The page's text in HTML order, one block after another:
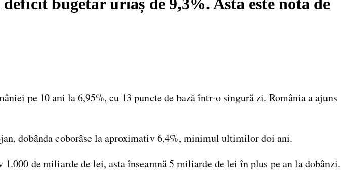
bugetar uriaș de 9,3%. Asta este nota de
pe 10 ani la 6,95%, cu 13 puncte de bază într-o singură zi. România a ajuns
dobânda coborâse la aproximativ 6,4%, minimul ultimilor doi ani.
de miliarde de lei, asta înseamnă 5 miliarde de lei în plus pe an la dobânzi.